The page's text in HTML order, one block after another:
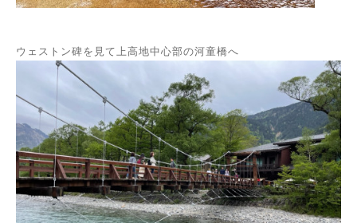
ウェストン碑を見て上高地中心部の河童橋へ